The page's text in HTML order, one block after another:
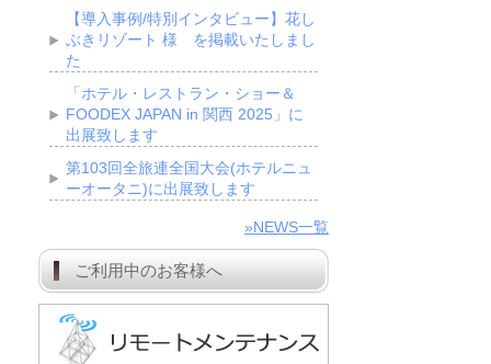
【導入事例/特別インタビュー】花し
ぶきリゾート 様 を掲載いたしまし
た
「ホテル・レストラン・ショー＆
FOODEX JAPAN in 関西 2025」に
出展致します
第103回全旅連全国大会(ホテルニュ
ーオータニ)に出展致します
»NEWS一覧
ご利用中のお客様へ